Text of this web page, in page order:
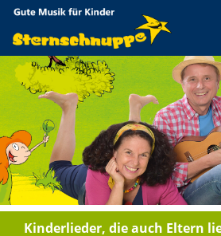
Sternschnuppe
Kinderlieder, die auch Eltern